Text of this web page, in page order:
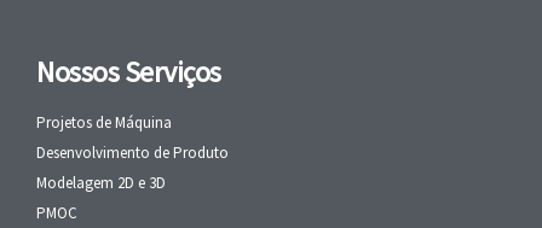
Nossos Serviços
Projetos de Máquina
Desenvolvimento de Produto
Modelagem 2D e 3D
PMOC